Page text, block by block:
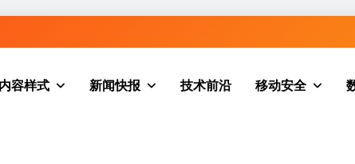
内容样式 新闻快报 技术前沿 移动安全